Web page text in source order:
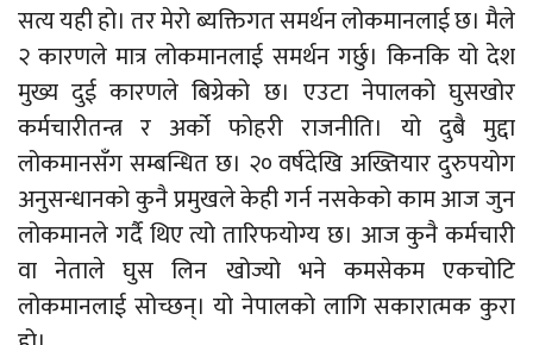
सत्य यही हो। तर मेरो ब्यक्तिगत समर्थन लोकमानलाई छ। मैले
२ कारणले मात्र लोकमानलाई समर्थन गर्छु। किनकि यो देश
मुख्य दुई कारणले बिग्रेको छ। एउटा नेपालको घुसखोर
कर्मचारीतन्त्र र अर्को फोहरी राजनीति। यो दुबै मुद्दा
लोकमानसँग सम्बन्धित छ। २० वर्षदेखि अख्तियार दुरुपयोग
अनुसन्धानको कुनै प्रमुखले केही गर्न नसकेको काम आज जुन
लोकमानले गर्दै थिए त्यो तारिफयोग्य छ। आज कुनै कर्मचारी
वा नेताले घुस लिन खोज्यो भने कमसेकम एकचोटि
लोकमानलाई सोच्छन्। यो नेपालको लागि सकारात्मक कुरा